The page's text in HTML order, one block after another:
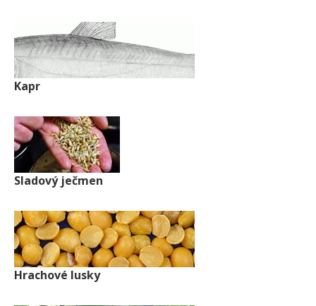
Kapr
Sladový ječmen
Hrachové lusky